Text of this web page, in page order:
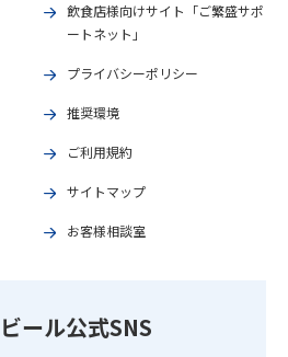
飲食店様向けサイト「ご繁盛サポ
ートネット」
プライバシーポリシー
推奨環境
ご利用規約
サイトマップ
お客様相談室
ール公式SNS